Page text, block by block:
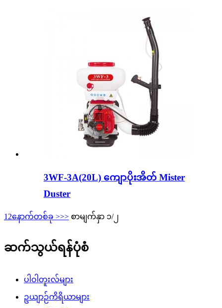
3WF-3A(20L) ကျောပိုးအိတ် Mister
Duster
1 2နောက်တစ်ခု >>> စာမျက်နှာ ၁/၂
ဆက်သွယ်ရန်ပုံစံ
ပါဝါတူးလ်များ
ဥယျာဉ်ကိရိယာများ